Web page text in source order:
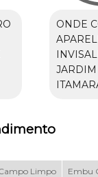
ONDE
JARDIM
Limpo Embu